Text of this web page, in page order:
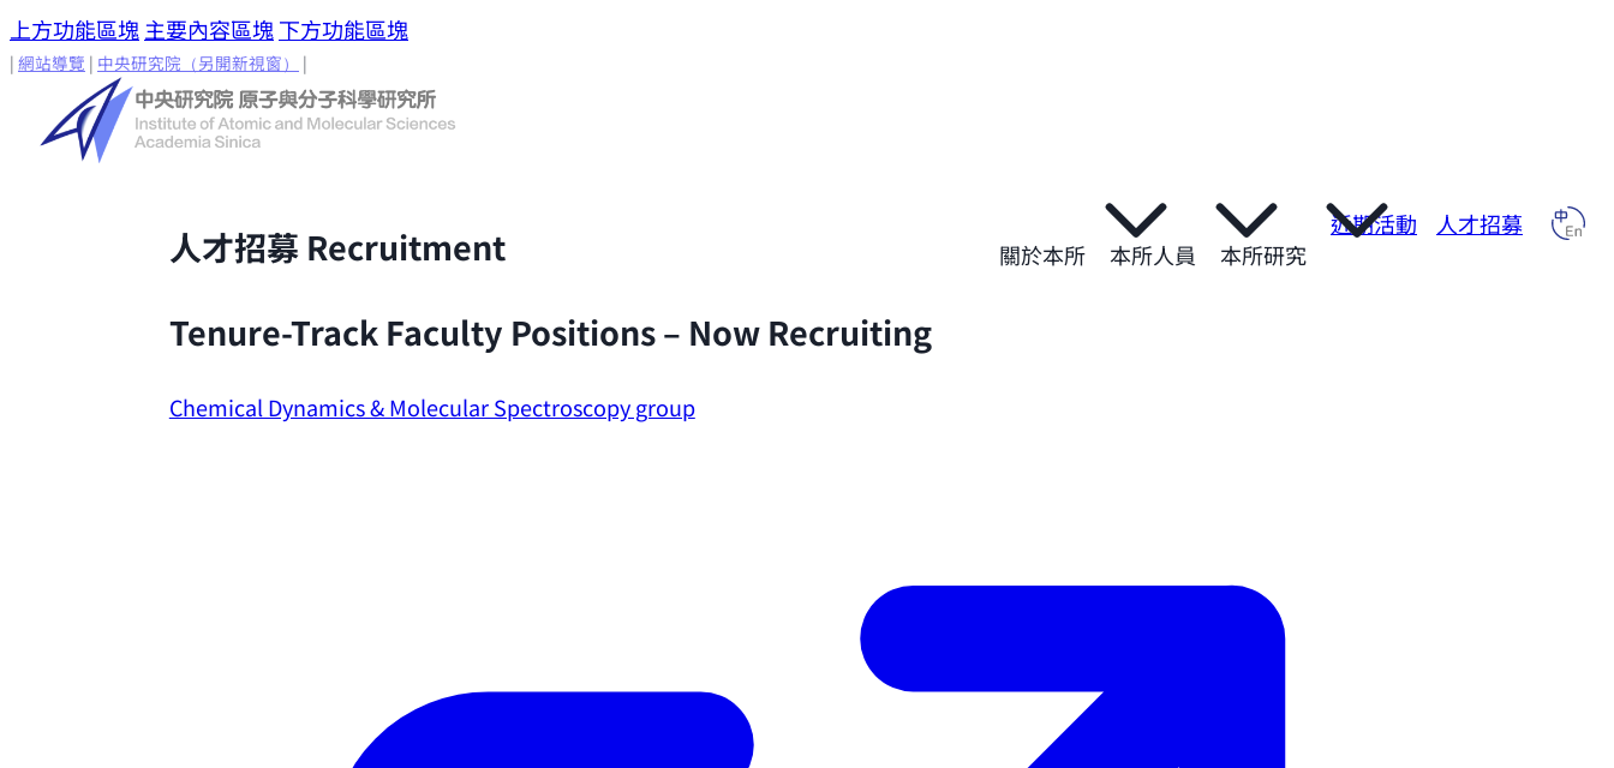
上方功能區塊 主要內容區塊 下方功能區塊
| 網站導覽 | 中央研究院 （另開新視窗） |
關於本所 本所人員 本所研究
近期活動 人才招募
人才招募 Recruitment
Tenure-Track Faculty Positions – Now Recruiting
Chemical Dynamics & Molecular Spectroscopy group